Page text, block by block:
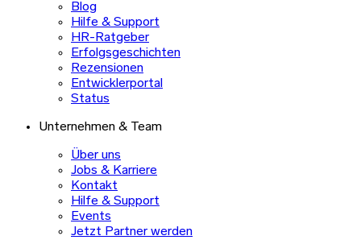
Blog
Hilfe & Support
HR-Ratgeber
Erfolgsgeschichten
Rezensionen
Entwicklerportal
Status
Unternehmen & Team
Über uns
Jobs & Karriere
Kontakt
Hilfe & Support
Events
Jetzt Partner werden